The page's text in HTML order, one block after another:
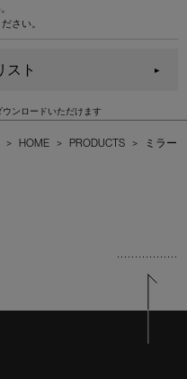
さい。
スト
> HOME > PRODUCTS > ミラー